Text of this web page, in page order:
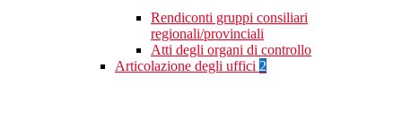
Rendiconti gruppi consiliari
regionali/provinciali
Atti degli organi di controllo
Articolazione degli uffici 2